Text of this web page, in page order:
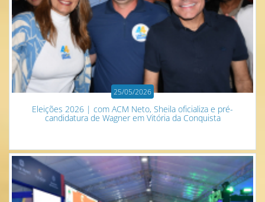
25/05/2026
Eleições 2026 | com ACM Neto, Sheila oficializa e pré-
candidatura de Wagner em Vitória da Conquista